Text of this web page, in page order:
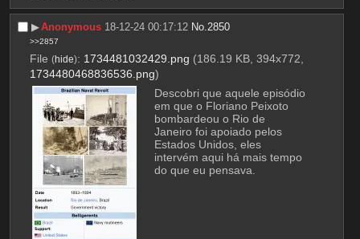
▶︎Anonymous 18-12-24 00:17:12 No.2850
>>2857
File (hide): 1734481032429.png (186.19 KB, 394x772,
1734480468836536.png)
Descobri que aquele episódio
em que o Floriano Peixoto
bombardeou o Rio de
Janeiro foi apoiado pelos
Estados Unidos, eles
intervém aqui há mais tempo
do que eu pensava.